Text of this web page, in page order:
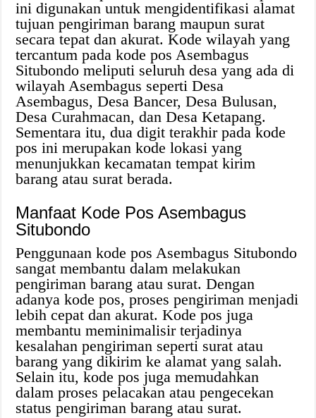
ini digunakan untuk mengidentifikasi alamat
tujuan pengiriman barang maupun surat
secara tepat dan akurat. Kode wilayah yang
tercantum pada kode pos Asembagus
Situbondo meliputi seluruh desa yang ada di
wilayah Asembagus seperti Desa
Asembagus, Desa Bancer, Desa Bulusan,
Desa Curahmacan, dan Desa Ketapang.
Sementara itu, dua digit terakhir pada kode
pos ini merupakan kode lokasi yang
menunjukkan kecamatan tempat kirim
barang atau surat berada.
Manfaat Kode Pos Asembagus
Situbondo
Penggunaan kode pos Asembagus Situbondo
sangat membantu dalam melakukan
pengiriman barang atau surat. Dengan
adanya kode pos, proses pengiriman menjadi
lebih cepat dan akurat. Kode pos juga
membantu meminimalisir terjadinya
kesalahan pengiriman seperti surat atau
barang yang dikirim ke alamat yang salah.
Selain itu, kode pos juga memudahkan
dalam proses pelacakan atau pengecekan
status pengiriman barang atau surat.